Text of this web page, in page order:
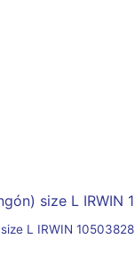
L IRWIN 10503828